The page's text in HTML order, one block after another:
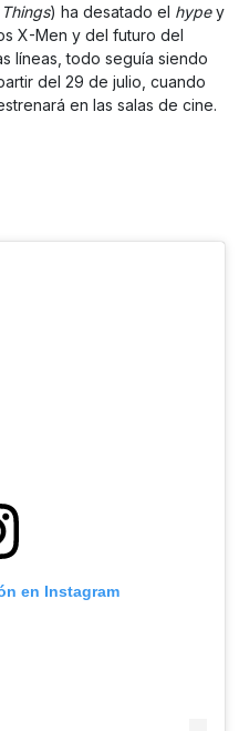
) ha desatado el hypey
X-Men y del futuro del
líneas, todo seguía siendo
del 29 de julio, cuando
en las salas de cine.
en Instagram